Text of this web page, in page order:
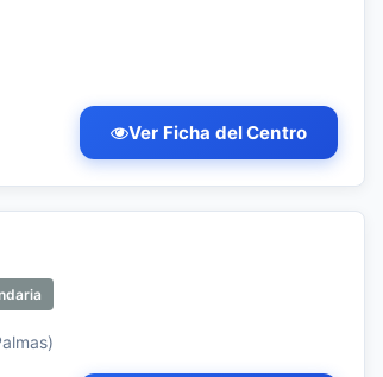
Ver Ficha del Centro